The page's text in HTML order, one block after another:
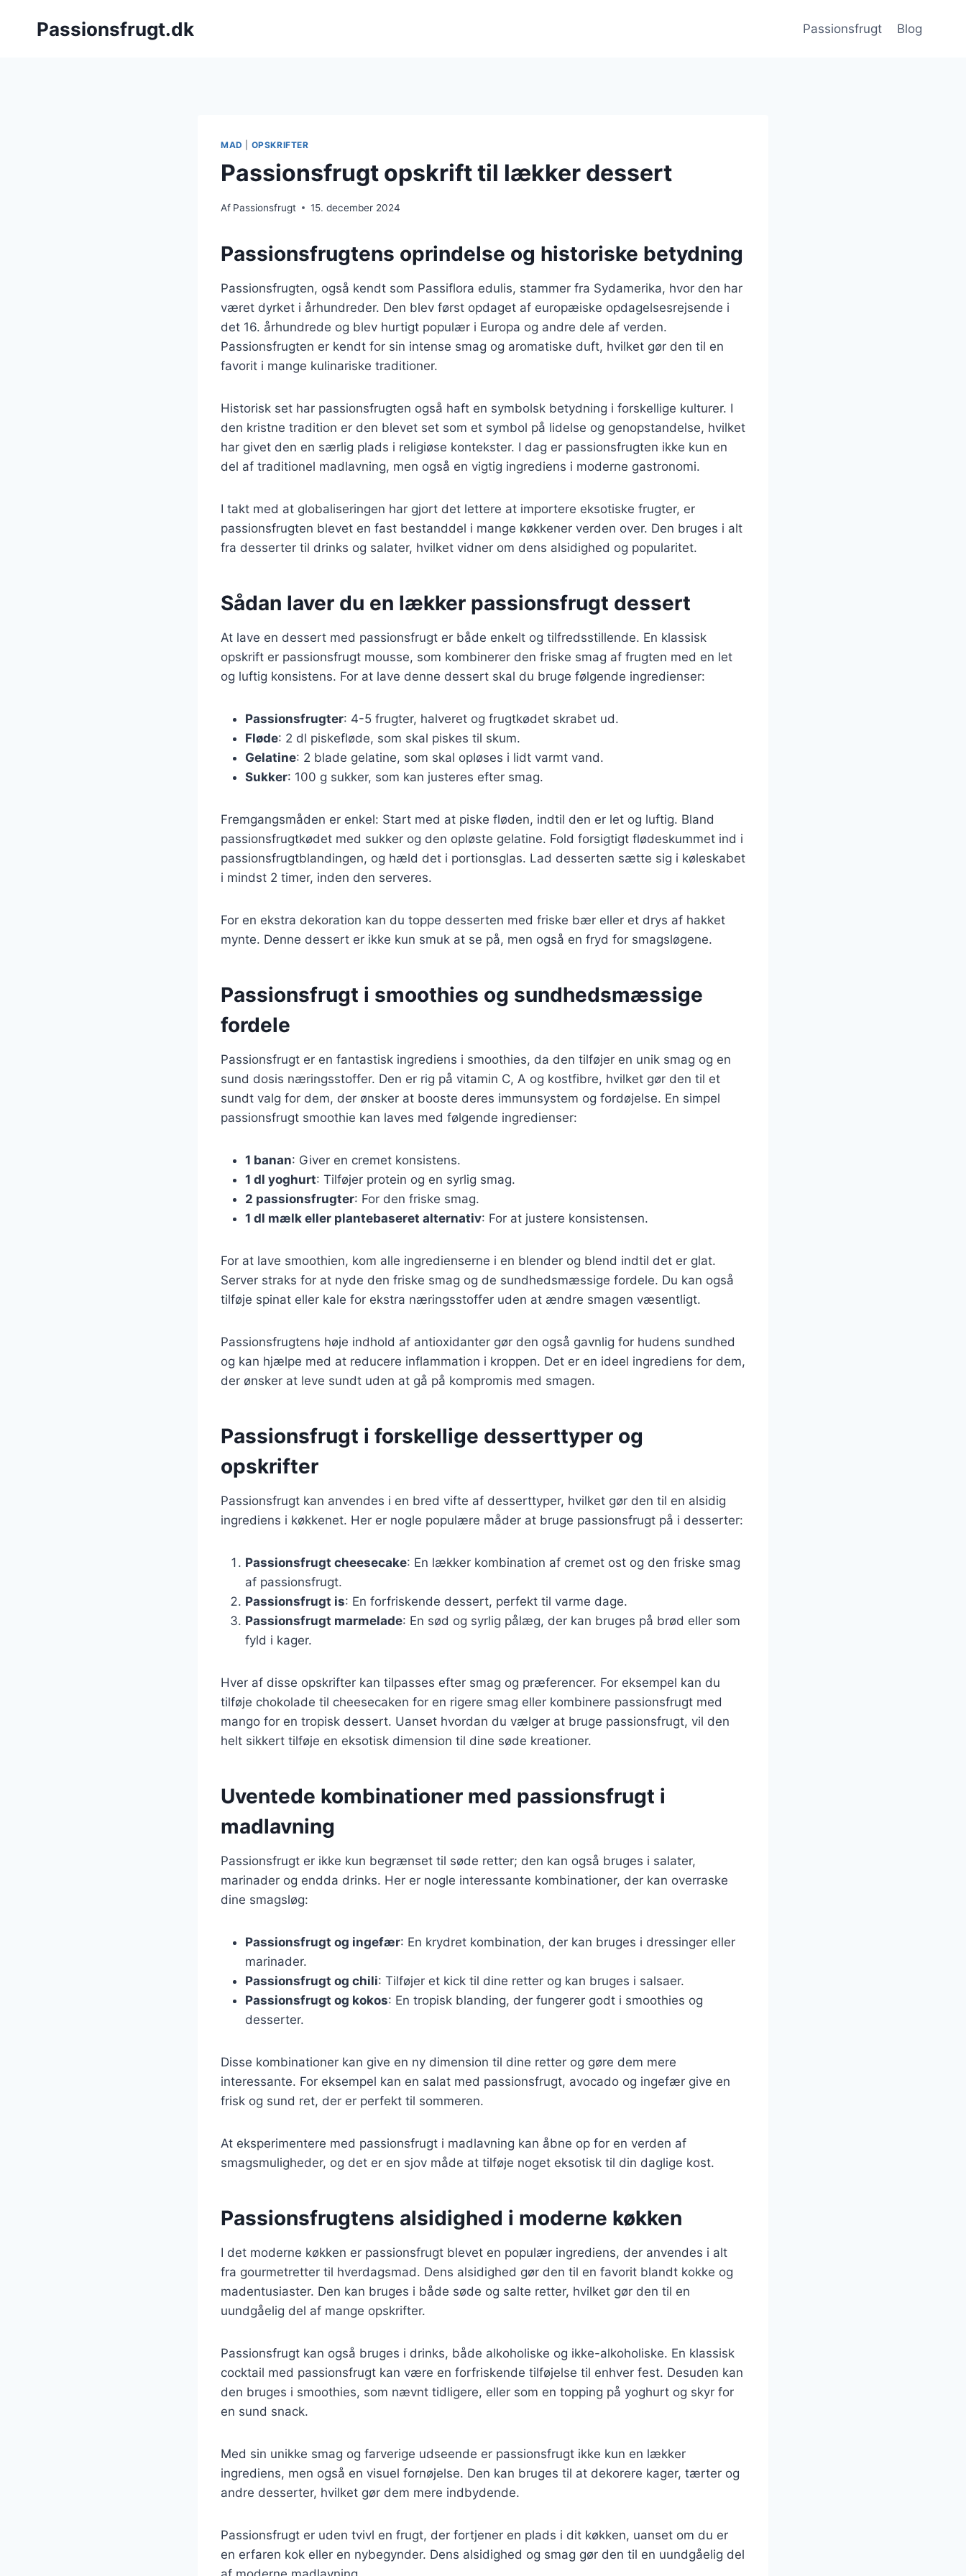
Passionsfrugt.dk Passionsfrugt Blog
MAD OPSKRIFTER
Passionsfrugt opskrift til lækker dessert
Af Passionsfrugt 15. december 2024
Passionsfrugtens oprindelse og historiske betydning
Passionsfrugten, også kendt som Passiflora edulis, stammer fra Sydamerika, hvor den har
været dyrket i århundreder. Den blev først opdaget af europæiske opdagelsesrejsende i
det 16. århundrede og blev hurtigt populær i Europa og andre dele af verden.
Passionsfrugten er kendt for sin intense smag og aromatiske duft, hvilket gør den til en
favorit i mange kulinariske traditioner.
Historisk set har passionsfrugten også haft en symbolsk betydning i forskellige kulturer. I
den kristne tradition er den blevet set som et symbol på lidelse og genopstandelse, hvilket
har givet den en særlig plads i religiøse kontekster. I dag er passionsfrugten ikke kun en
del af traditionel madlavning, men også en vigtig ingrediens i moderne gastronomi.
I takt med at globaliseringen har gjort det lettere at importere eksotiske frugter, er
passionsfrugten blevet en fast bestanddel i mange køkkener verden over. Den bruges i alt
fra desserter til drinks og salater, hvilket vidner om dens alsidighed og popularitet.
Sådan laver du en lækker passionsfrugt dessert
At lave en dessert med passionsfrugt er både enkelt og tilfredsstillende. En klassisk
opskrift er passionsfrugt mousse, som kombinerer den friske smag af frugten med en let
og luftig konsistens. For at lave denne dessert skal du bruge følgende ingredienser:
Passionsfrugter: 4-5 frugter, halveret og frugtkødet skrabet ud.
Fløde: 2 dl piskefløde, som skal piskes til skum.
Gelatine: 2 blade gelatine, som skal opløses i lidt varmt vand.
Sukker: 100 g sukker, som kan justeres efter smag.
Fremgangsmåden er enkel: Start med at piske fløden, indtil den er let og luftig. Bland
passionsfrugtkødet med sukker og den opløste gelatine. Fold forsigtigt flødeskummet ind i
passionsfrugtblandingen, og hæld det i portionsglas. Lad desserten sætte sig i køleskabet
i mindst 2 timer, inden den serveres.
For en ekstra dekoration kan du toppe desserten med friske bær eller et drys af hakket
mynte. Denne dessert er ikke kun smuk at se på, men også en fryd for smagsløgene.
Passionsfrugt i smoothies og sundhedsmæssige
fordele
Passionsfrugt er en fantastisk ingrediens i smoothies, da den tilføjer en unik smag og en
sund dosis næringsstoffer. Den er rig på vitamin C, A og kostfibre, hvilket gør den til et
sundt valg for dem, der ønsker at booste deres immunsystem og fordøjelse. En simpel
passionsfrugt smoothie kan laves med følgende ingredienser:
1 banan: Giver en cremet konsistens.
1 dl yoghurt: Tilføjer protein og en syrlig smag.
2 passionsfrugter: For den friske smag.
1 dl mælk eller plantebaseret alternativ: For at justere konsistensen.
For at lave smoothien, kom alle ingredienserne i en blender og blend indtil det er glat.
Server straks for at nyde den friske smag og de sundhedsmæssige fordele. Du kan også
tilføje spinat eller kale for ekstra næringsstoffer uden at ændre smagen væsentligt.
Passionsfrugtens høje indhold af antioxidanter gør den også gavnlig for hudens sundhed
og kan hjælpe med at reducere inflammation i kroppen. Det er en ideel ingrediens for dem,
der ønsker at leve sundt uden at gå på kompromis med smagen.
Passionsfrugt i forskellige desserttyper og
opskrifter
Passionsfrugt kan anvendes i en bred vifte af desserttyper, hvilket gør den til en alsidig
ingrediens i køkkenet. Her er nogle populære måder at bruge passionsfrugt på i desserter:
Passionsfrugt cheesecake: En lækker kombination af cremet ost og den friske smag
af passionsfrugt.
Passionsfrugt is: En forfriskende dessert, perfekt til varme dage.
Passionsfrugt marmelade: En sød og syrlig pålæg, der kan bruges på brød eller som
fyld i kager.
Hver af disse opskrifter kan tilpasses efter smag og præferencer. For eksempel kan du
tilføje chokolade til cheesecaken for en rigere smag eller kombinere passionsfrugt med
mango for en tropisk dessert. Uanset hvordan du vælger at bruge passionsfrugt, vil den
helt sikkert tilføje en eksotisk dimension til dine søde kreationer.
Uventede kombinationer med passionsfrugt i
madlavning
Passionsfrugt er ikke kun begrænset til søde retter; den kan også bruges i salater,
marinader og endda drinks. Her er nogle interessante kombinationer, der kan overraske
dine smagsløg:
Passionsfrugt og ingefær: En krydret kombination, der kan bruges i dressinger eller
marinader.
Passionsfrugt og chili: Tilføjer et kick til dine retter og kan bruges i salsaer.
Passionsfrugt og kokos: En tropisk blanding, der fungerer godt i smoothies og
desserter.
Disse kombinationer kan give en ny dimension til dine retter og gøre dem mere
interessante. For eksempel kan en salat med passionsfrugt, avocado og ingefær give en
frisk og sund ret, der er perfekt til sommeren.
At eksperimentere med passionsfrugt i madlavning kan åbne op for en verden af
smagsmuligheder, og det er en sjov måde at tilføje noget eksotisk til din daglige kost.
Passionsfrugtens alsidighed i moderne køkken
I det moderne køkken er passionsfrugt blevet en populær ingrediens, der anvendes i alt
fra gourmetretter til hverdagsmad. Dens alsidighed gør den til en favorit blandt kokke og
madentusiaster. Den kan bruges i både søde og salte retter, hvilket gør den til en
uundgåelig del af mange opskrifter.
Passionsfrugt kan også bruges i drinks, både alkoholiske og ikke-alkoholiske. En klassisk
cocktail med passionsfrugt kan være en forfriskende tilføjelse til enhver fest. Desuden kan
den bruges i smoothies, som nævnt tidligere, eller som en topping på yoghurt og skyr for
en sund snack.
Med sin unikke smag og farverige udseende er passionsfrugt ikke kun en lækker
ingrediens, men også en visuel fornøjelse. Den kan bruges til at dekorere kager, tærter og
andre desserter, hvilket gør dem mere indbydende.
Passionsfrugt er uden tvivl en frugt, der fortjener en plads i dit køkken, uanset om du er
en erfaren kok eller en nybegynder. Dens alsidighed og smag gør den til en uundgåelig del